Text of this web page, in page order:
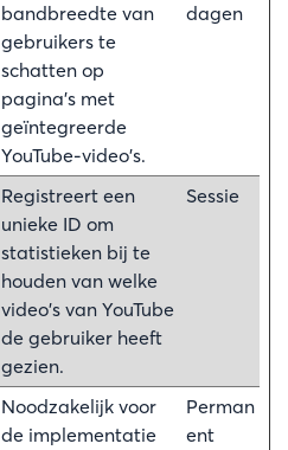
bandbreedte van
gebruikers te
schatten op
pagina's met
geïntegreerde
YouTube-video's.
dagen
Registreert een
unieke ID om
statistieken bij te
houden van welke
video's van YouTube
de gebruiker heeft
gezien.
Sessie
Noodzakelijk voor
de implementatie
Perman
ent